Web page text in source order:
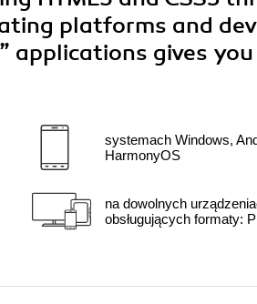
platforms and
applications gives
systemach Windows,
HarmonyOS
na dowolnych
obsługujących formaty: